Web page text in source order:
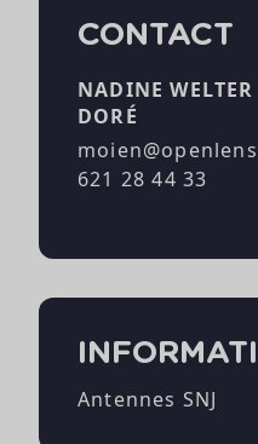
CONTACT
NADINE
DORÉ
621 28 44 33
Antennes SNJ